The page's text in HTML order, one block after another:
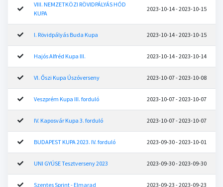
VIII. NEMZETKÖZI RÖVIDPÁLYÁS HÓD
KUPA
2023-10-14 - 2023-10-15
I. Rövidpályás Buda Kupa 2023-10-14 - 2023-10-15
Hajós Alfréd Kupa III. 2023-10-14 - 2023-10-14
VI. Őszi Kupa Úszóverseny 2023-10-07 - 2023-10-08
Veszprém Kupa III. forduló 2023-10-07 - 2023-10-07
IV. Kaposvár Kupa 3. forduló 2023-10-07 - 2023-10-07
BUDAPEST KUPA 2023. IV. forduló 2023-09-30 - 2023-10-01
UNI GYÚSE Tesztverseny 2023 2023-09-30 - 2023-09-30
Szentes Sprint - Elmarad 2023-09-23 - 2023-09-23